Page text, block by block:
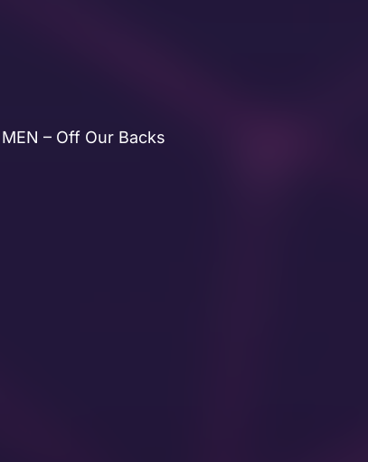
MEN – Off Our Backs